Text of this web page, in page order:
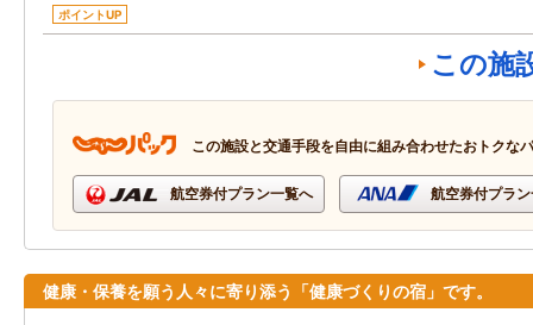
ポイントUP
この施
この施設と交通手段を自由に組み合わせたおトクな
航空券付プラン一覧へ 航空券付プラ
健康・保養を願う人々に寄り添う「健康づくりの宿」です。